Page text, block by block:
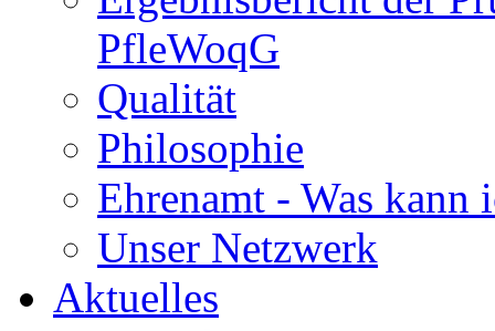
PfleWoqG
Qualität
Philosophie
Ehrenamt - Was kann
Unser Netzwerk
Aktuelles